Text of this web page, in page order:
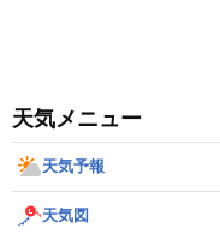
天気メニュー
天気予報
天気図